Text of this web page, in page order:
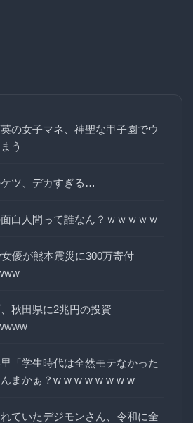
英の女子マネ、神聖な甲子園でウ
う
ケツ、デカすぎる…
白人間って誰なん？ｗｗｗｗｗ
女優が熊本震災に300万寄付
、秋田県に2兆円の投資
里「学生時代は全然モテなかった
まかぁ？w w w w w w w w
ていたデジモンさん、令和に全